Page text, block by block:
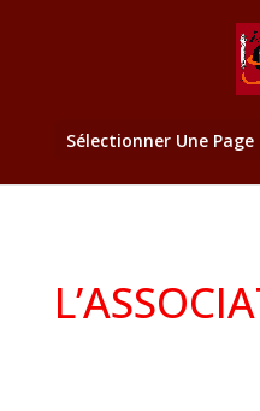
Sélectionner Une Page